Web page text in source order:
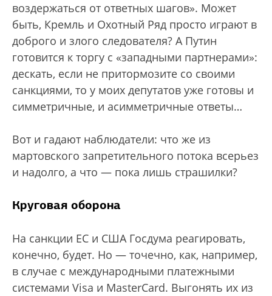
воздержаться от ответных шагов». Может
быть, Кремль и Охотный Ряд просто играют в
доброго и злого следователя? А Путин
готовится к торгу с «западными партнерами»:
дескать, если не притормозите со своими
санкциями, то у моих депутатов уже готовы и
симметричные, и асимметричные ответы…
Вот и гадают наблюдатели: что же из
мартовского запретительного потока всерьез
и надолго, а что — пока лишь страшилки?
Круговая оборона
На санкции ЕС и США Госдума реагировать,
конечно, будет. Но — точечно, как, например,
в случае с международными платежными
системами Visa и MasterCard. Выгонять их из